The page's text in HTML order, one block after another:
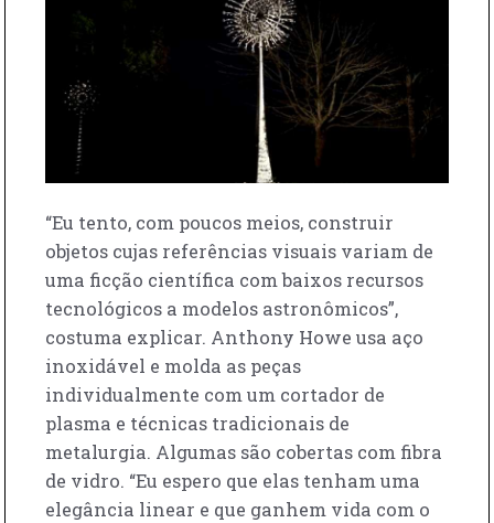
“Eu tento, com poucos meios, construir
objetos cujas referências visuais variam de
uma ficção científica com baixos recursos
tecnológicos a modelos astronômicos”,
costuma explicar. Anthony Howe usa aço
inoxidável e molda as peças
individualmente com um cortador de
plasma e técnicas tradicionais de
metalurgia. Algumas são cobertas com fibra
de vidro. “Eu espero que elas tenham uma
elegância linear e que ganhem vida com o